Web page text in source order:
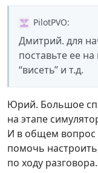
PilotPVO:
Дмитрий. для
поставьте ее
“висеть” и т.д.
Юрий. Большое
на этапе
И в общем вопрос
помочь
по ходу разговора.